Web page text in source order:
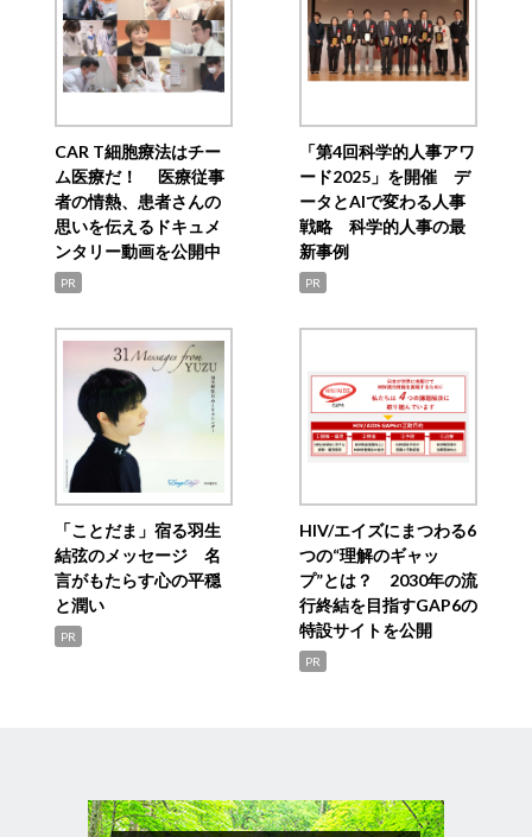
CAR T細胞療法はチー
ム医療だ！ 医療従事
者の情熱、患者さんの
思いを伝えるドキュメ
ンタリー動画を公開中
PR
「第4回科学的人事アワ
ード2025」を開催 デ
ータとAIで変わる人事
戦略 科学的人事の最
新事例
PR
「ことだま」宿る羽生
結弦のメッセージ 名
言がもたらす心の平穏
と潤い
PR
HIV/エイズにまつわる6
つの“理解のギャッ
プ”とは？ 2030年の流
行終結を目指すGAP6の
特設サイトを公開
PR